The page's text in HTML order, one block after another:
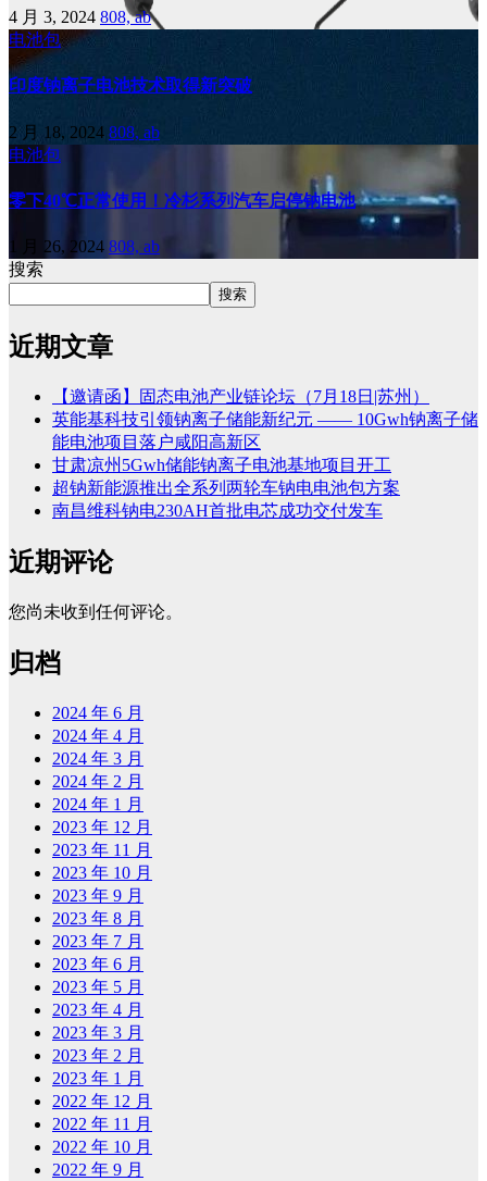
4 月 3, 2024 808, ab
电池包
印度钠离子电池技术取得新突破
2 月 18, 2024 808, ab
电池包
零下40℃正常使用！冷杉系列汽车启停钠电池
1 月 26, 2024 808, ab
搜索
搜索
近期文章
【邀请函】固态电池产业链论坛（7月18日|苏州）
英能基科技引领钠离子储能新纪元 —— 10Gwh钠离子储
能电池项目落户咸阳高新区
甘肃凉州5Gwh储能钠离子电池基地项目开工
超钠新能源推出全系列两轮车钠电电池包方案
南昌维科钠电230AH首批电芯成功交付发车
近期评论
您尚未收到任何评论。
归档
2024 年 6 月
2024 年 4 月
2024 年 3 月
2024 年 2 月
2024 年 1 月
2023 年 12 月
2023 年 11 月
2023 年 10 月
2023 年 9 月
2023 年 8 月
2023 年 7 月
2023 年 6 月
2023 年 5 月
2023 年 4 月
2023 年 3 月
2023 年 2 月
2023 年 1 月
2022 年 12 月
2022 年 11 月
2022 年 10 月
2022 年 9 月